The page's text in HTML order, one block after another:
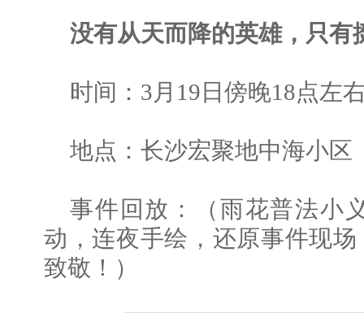
没有从天而降的英雄，只有
时间：3月19日傍晚18点左
地点：长沙宏聚地中海小区
事件回放：（雨花普法小
动，连夜手绘，还原事件现
致敬！）